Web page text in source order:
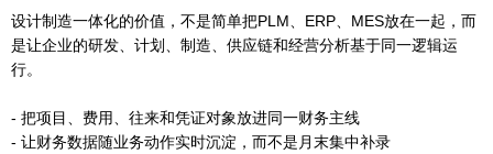
设计制造一体化的价值，不是简单把PLM、ERP、MES放在一起，而
是让企业的研发、计划、制造、供应链和经营分析基于同一逻辑运
行。
- 把项目、费用、往来和凭证对象放进同一财务主线
- 让财务数据随业务动作实时沉淀，而不是月末集中补录